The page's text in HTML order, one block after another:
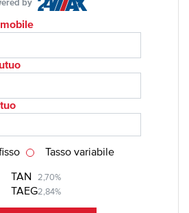
by
TAN 2,70%
TAEG2,84%
Tasso variabile